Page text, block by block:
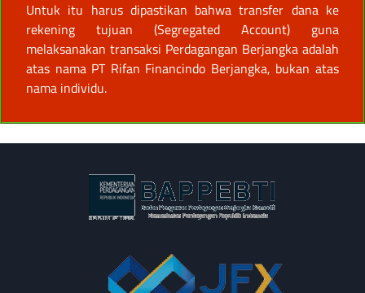
Untuk itu harus dipastikan bahwa transfer dana ke
rekening tujuan (Segregated Account) guna
melaksanakan transaksi Perdagangan Berjangka adalah
atas nama PT Rifan Financindo Berjangka, bukan atas
nama individu.